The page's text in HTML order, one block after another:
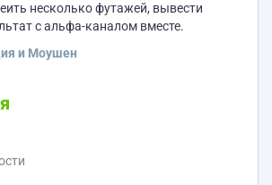
несколько футажей, вывести
с альфа-каналом вместе.
и Моушен